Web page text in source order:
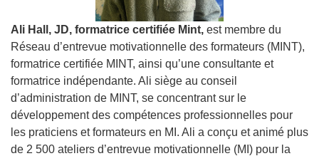
Ali Hall, JD, formatrice certifiée Mint, est membre du
Réseau d’entrevue motivationnelle des formateurs (MINT),
formatrice certifiée MINT, ainsi qu’une consultante et
formatrice indépendante. Ali siège au conseil
d’administration de MINT, se concentrant sur le
développement des compétences professionnelles pour
les praticiens et formateurs en MI. Ali a conçu et animé plus
de 2 500 ateliers d’entrevue motivationnelle (MI) pour la